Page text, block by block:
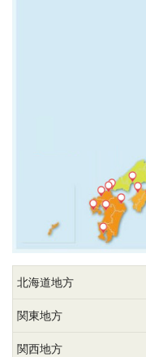
北海道地方
関東地方
関西地方